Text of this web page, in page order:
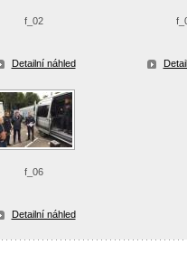
f_02
Detailní náhled
f_06
Detailní náhled